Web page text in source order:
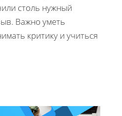
столь нужный
Важно уметь
критику и учиться